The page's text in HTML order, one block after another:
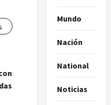
Mundo
Nación
National
Noticias